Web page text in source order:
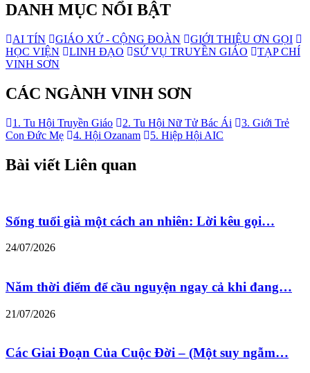
DANH MỤC NỔI BẬT
AI TÍN GIÁO XỨ - CỘNG ĐOÀN
GIỚI THIỆU ƠN GỌI
HỌC VIỆN
LINH ĐẠO SỨ VỤ TRUYỀN GIÁO
TẠP CHÍ
VINH SƠN
CÁC NGÀNH VINH SƠN
1. Tu Hội Truyền Giáo 2. Tu Hội Nữ Tử Bác Ái
3. Giới Trẻ
Con Đức Mẹ
4. Hội Ozanam 5. Hiệp Hội AIC
Bài viết Liên quan
Sống tuổi già một cách an nhiên: Lời kêu gọi…
24/07/2026
Năm thời điểm để cầu nguyện ngay cả khi đang…
21/07/2026
Các Giai Đoạn Của Cuộc Đời – (Một suy ngẫm…